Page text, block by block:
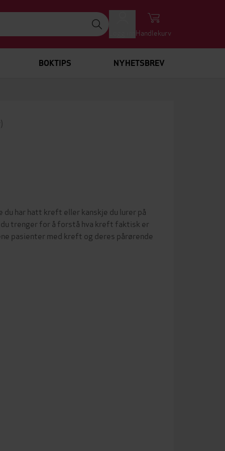
Handlekurv
BOKTIPS NYHETSBREV
du har hatt kreft eller kanskje du lurer på
trenger for å forstå hva kreft faktisk er
pasienter med kreft og deres pårørende